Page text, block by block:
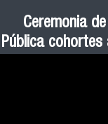
Manual de
Sexista
Roberto Vera
e
Ceremonia
Pública cohortes
Esteban Aedo:
tiene directa